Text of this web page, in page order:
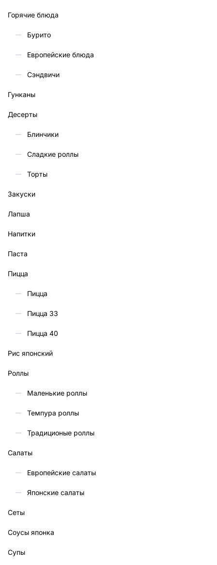
Горячие блюда
Бурито
Европейские блюда
Сэндвичи
Гунканы
Десерты
Блинчики
Сладкие роллы
Торты
Закуски
Лапша
Напитки
Паста
Пицца
Пицца
Пицца 33
Пицца 40
Рис японский
Роллы
Маленькие роллы
Темпура роллы
Традиционые роллы
Салаты
Европейские салаты
Японские салаты
Сеты
Соусы японка
Супы